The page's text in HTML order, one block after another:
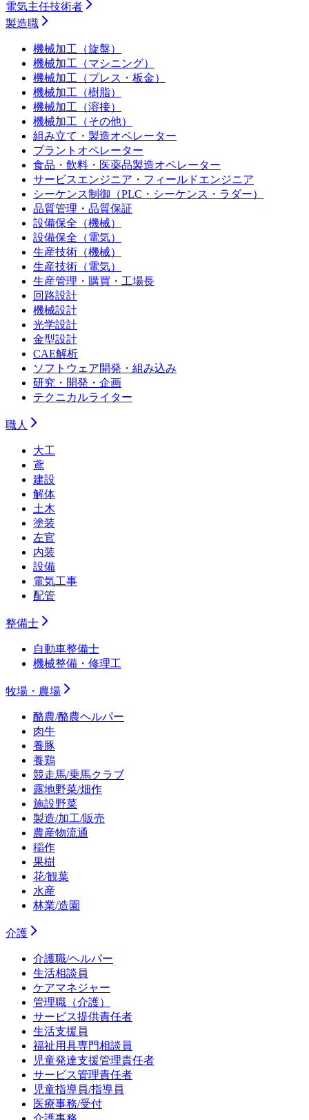
電気主任技術者
製造職
機械加工（旋盤）
機械加工（マシニング）
機械加工（プレス・板金）
機械加工（樹脂）
機械加工（溶接）
機械加工（その他）
組み立て・製造オペレーター
プラントオペレーター
食品・飲料・医薬品製造オペレーター
サービスエンジニア・フィールドエンジニア
シーケンス制御（PLC・シーケンス・ラダー）
品質管理・品質保証
設備保全（機械）
設備保全（電気）
生産技術（機械）
生産技術（電気）
生産管理・購買・工場長
回路設計
機械設計
光学設計
金型設計
CAE解析
ソフトウェア開発・組み込み
研究・開発・企画
テクニカルライター
職人
大工
鳶
建設
解体
土木
塗装
左官
内装
設備
電気工事
配管
整備士
自動車整備士
機械整備・修理工
牧場・農場
酪農/酪農ヘルパー
肉牛
養豚
養鶏
競走馬/乗馬クラブ
露地野菜/畑作
施設野菜
製造/加工/販売
農産物流通
稲作
果樹
花/観葉
水産
林業/造園
介護
介護職/ヘルパー
生活相談員
ケアマネジャー
管理職（介護）
サービス提供責任者
生活支援員
福祉用具専門相談員
児童発達支援管理責任者
サービス管理責任者
児童指導員/指導員
医療事務/受付